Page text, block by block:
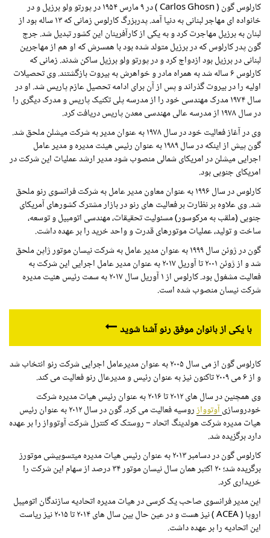
کارلوس گون (
) در ۹ مارس ۱۹۵۴ در پورتو ولو برزیل و در
خانواده ای مهاجر لبنانی به دنیا آمد. پدربزرگ کارلوس زمانی که ۱۳ ساله بود از
لبنان به برزیل مهاجرت کرد و به یکی از کارآفرینان این کشور تبدیل شد. جرج
گون پدر کارلوس که در برزیل متولد شده بود با همسرش که او هم از مهاجرین
لبنانی در برزیل بود ازدواج کرد و در پورتو ولو برزیل ساکن شدند. زمانی که
کارلوس ۶ ساله شد به همراه مادر و خواهرش به بیروت بازگشتند. وی تحصیلات
اولیه را در بیروت گذراند و پس از آن برای ادامه تحصیل عازم پاریس شد. او در
سال ۱۹۷۴ مدرک مهندسی خود را از مدرسه پلی تکنیک پاریس و مدرک دیگری را
در سال ۱۹۷۸ از مدرسه عالی مهندسی معدن پاریس دریافت کرد.
وی در آغاز فعالیت خود در سال ۱۹۷۸ به عنوان مدیر به شرکت میشلن ملحق شد.
گون پیش از اینکه در سال ۱۹۸۹ به عنوان رئیس هیئت مدیره و مدیر عامل
اجرایی میشلن در امریکای شمالی منصوب شود مدیر ارشد عملیات این شرکت در
امریکای جنوبی بود.
کارلوس در سال ۱۹۹۶ به عنوان معاون مدیر عامل به شرکت فرانسوی رنو ملحق
شد. وی علاوه بر نظارت بر فعالیت های رنو در بازار مشترک کشورهای آمریکای
جنوبی (ملقب به مرکوسور) مسئولیت تحقیقات، مهندسی اتومبیل و توسعه،
ساخت و تولید، عملیات موتورهای قدرت و واحد خرید را بر عهده داشت.
گون در ژوئن سال ۱۹۹۹ به عنوان مدیر عامل به شرکت نیسان موتور ژاپن ملحق
شد و از ژوئن ۲۰۰۱ تا آوریل ۲۰۱۷ به عنوان مدیر عامل اجرایی این شرکت به
فعالیت مشغول بود. کارلوس از ۱ آوریل سال ۲۰۱۷ به سمت رئیس هئیت مدیره
شرکت نیسان منصوب شده است.
با یکی از بانوان موفق رنو آشنا شوید
کارلوس گون از می سال ۲۰۰۵ به عنوان مدیرعامل اجرایی شرکت رنو انتخاب شد
و از ۶ می ۲۰۰۹ تاکنون نیز به عنوان رئیس و مدیرعال رنو فعالیت می کند.
وی همچنین در سال های ۲۰۱۲ تا ۲۰۱۶ به عنوان رئیس هیات مدیره شرکت
خودروسازیآوتوواز
روسیه فعالیت می کرد. گون در سال ۲۰۱۲ به عنوان رئیس
هیات مدیره شرکت هولدینگ اتحاد – روستک که کنترل شرکت آوتوواز را بر عهده
دارد برگزیده شد.
کارلوس گون در دسامبر ۲۰۱۳ به عنوان رئیس هیات مدیره میتسوبیشی موتورز
برگریده شد؛ ۲۰ اکتبر همان سال نیسان موتور ۳۴ درصد از سهام این شرکت را
خریداری کرد.
این مدیر فرانسوی صاحب یک کرسی در هیات مدیره اتحادیه سازندگان اتومیبل
اروپا (
) نیز هست و در عین حال بین سال های ۲۰۱۴ تا ۲۰۱۵ نیز ریاست
این اتحادیه را بر عهده داشت.